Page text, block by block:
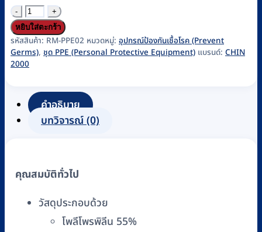
จำนวน
ชุด
PPE
CHIN
ป้องกัน
เชื้อ
แกรม
RM-
PPE02
หยิบใส่ตะกร้า
รหัสสินค้า: RM-PPE02 หมวดหมู่: อุปกรณ์ป้องกันเชื้อโรค (Prevent
Germs), ชุด PPE (Personal Protective Equipment) แบรนด์: CHIN
2000
คำอธิบาย
บทวิจารณ์ (0)
คุณสมบัติทั่วไป
วัสดุประกอบด้วย
โพลีโพรพิลีน 55%